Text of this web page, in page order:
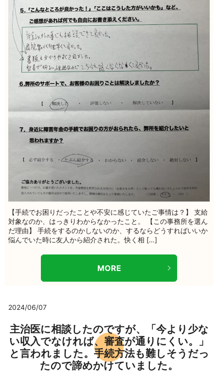
【手続でお困りだったことや不安に感じていたご事情は？】 支給
対象なのか、はっきりわからなかったこと。 【この事務所を選ん
だ理由】 手続をするのかしないのか、するならどうすればいいか
悩んでいた時に友人から紹介された。快く相 […]
MORE
2024/06/07
主治医に相談したのですが、「今より少な
い収入でなければ、審査が通りにくい。」
と言われました。手続方法も難しそうだっ
たので諦めかけていました。